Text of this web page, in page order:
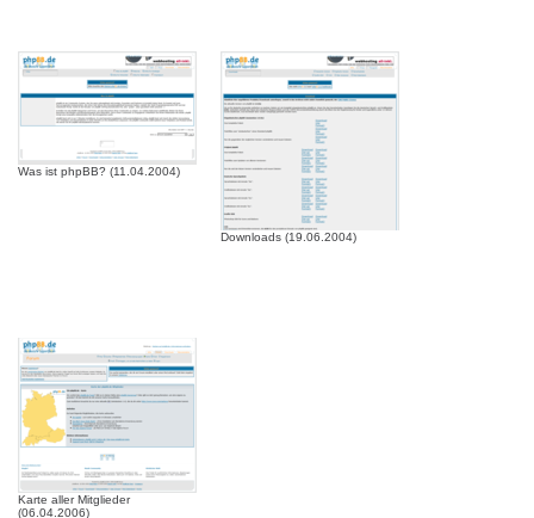
Was ist phpBB? (11.04.2004)
Downloads (19.06.2004)
Karte aller Mitglieder
(06.04.2006)